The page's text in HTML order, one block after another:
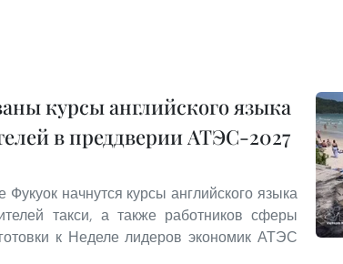
курсы английского языка
в преддверии АТЭС-2027
начнутся курсы английского языка
такси, а также работников сферы
к Неделе лидеров экономик АТЭС